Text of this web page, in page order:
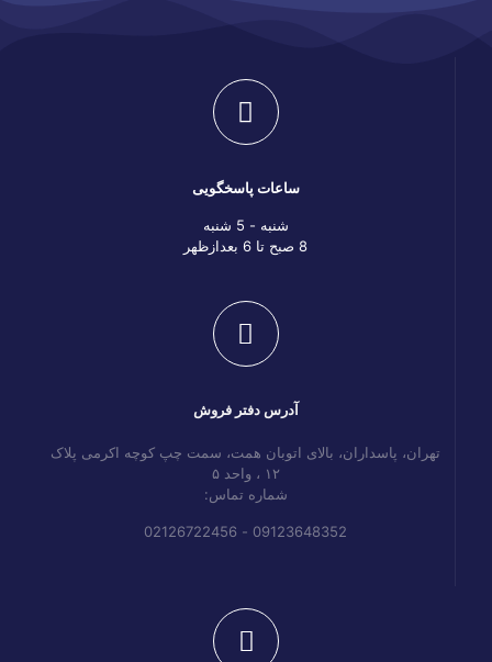
ساعات پاسخگویی
شنبه - 5 شنبه
8 صبح تا 6 بعدازظهر
آدرس دفتر فروش
تهران، پاسداران، بالای اتوبان همت، سمت چپ کوچه اکرمی پلاک
۱۲ ، واحد ۵
شماره تماس:
09123648352 - 02126722456